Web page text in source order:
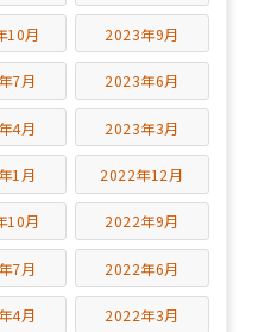
10月 2023年9月
7月 2023年6月
4月 2023年3月
1月 2022年12月
10月 2022年9月
7月 2022年6月
4月 2022年3月